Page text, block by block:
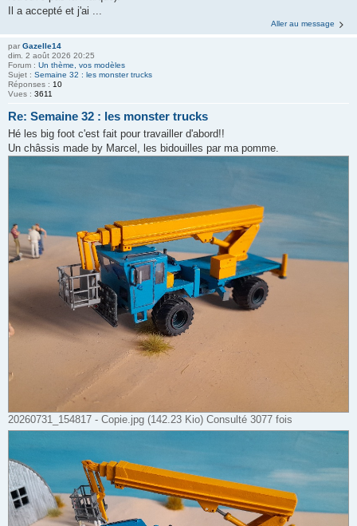
Il a accepté et j'ai ...
Aller au message
par Gazelle14
dim. 2 août 2026 20:25
Forum : Un thème, vos modèles
Sujet : Semaine 32 : les monster trucks
Réponses : 10
Vues : 3611
Re: Semaine 32 : les monster trucks
Hé les big foot c'est fait pour travailler d'abord!!
Un châssis made by Marcel, les bidouilles par ma pomme.
20260731_154817 - Copie.jpg (142.23 Kio) Consulté 3077 fois